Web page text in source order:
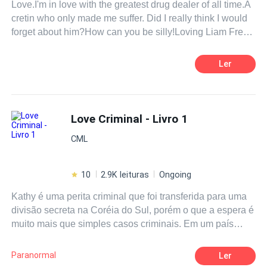
Love.I'm in love with the greatest drug dealer of all time.A
cretin who only made me suffer. Did I really think I would
forget about him?How can you be silly!Loving Liam Frey
Ler
Love Criminal - Livro 1
CML
10 2.9K leituras Ongoing
Kathy é uma perita criminal que foi transferida para uma
divisão secreta na Coréia do Sul, porém o que a espera é
muito mais que simples casos criminais. Em um país
parceiros, mas ela terá que fazer uma escolha. Mas isso
Paranormal Ler